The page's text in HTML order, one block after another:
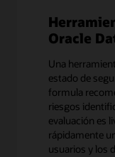
Oracle
Una
estado de
formula
riesgos
evaluación es
rápidamente
usuarios y los